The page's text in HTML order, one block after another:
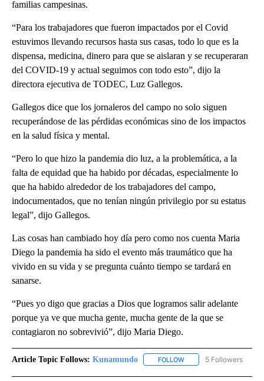
familias campesinas.
“Para los trabajadores que fueron impactados por el Covid
estuvimos llevando recursos hasta sus casas, todo lo que es la
dispensa, medicina, dinero para que se aislaran y se recuperaran
del COVID-19 y actual seguimos con todo esto”, dijo la
directora ejecutiva de TODEC, Luz Gallegos.
Gallegos dice que los jornaleros del campo no solo siguen
recuperándose de las pérdidas económicas sino de los impactos
en la salud física y mental.
“Pero lo que hizo la pandemia dio luz, a la problemática, a la
falta de equidad que ha habido por décadas, especialmente lo
que ha habido alrededor de los trabajadores del campo,
indocumentados, que no tenían ningún privilegio por su estatus
legal”, dijo Gallegos.
Las cosas han cambiado hoy día pero como nos cuenta Maria
Diego la pandemia ha sido el evento más traumático que ha
vivido en su vida y se pregunta cuánto tiempo se tardará en
sanarse.
“Pues yo digo que gracias a Dios que logramos salir adelante
porque ya ve que mucha gente, mucha gente de la que se
contagiaron no sobrevivió”, dijo Maria Diego.
Article Topic Follows: Kunamundo FOLLOW FOLLOW5 Followers